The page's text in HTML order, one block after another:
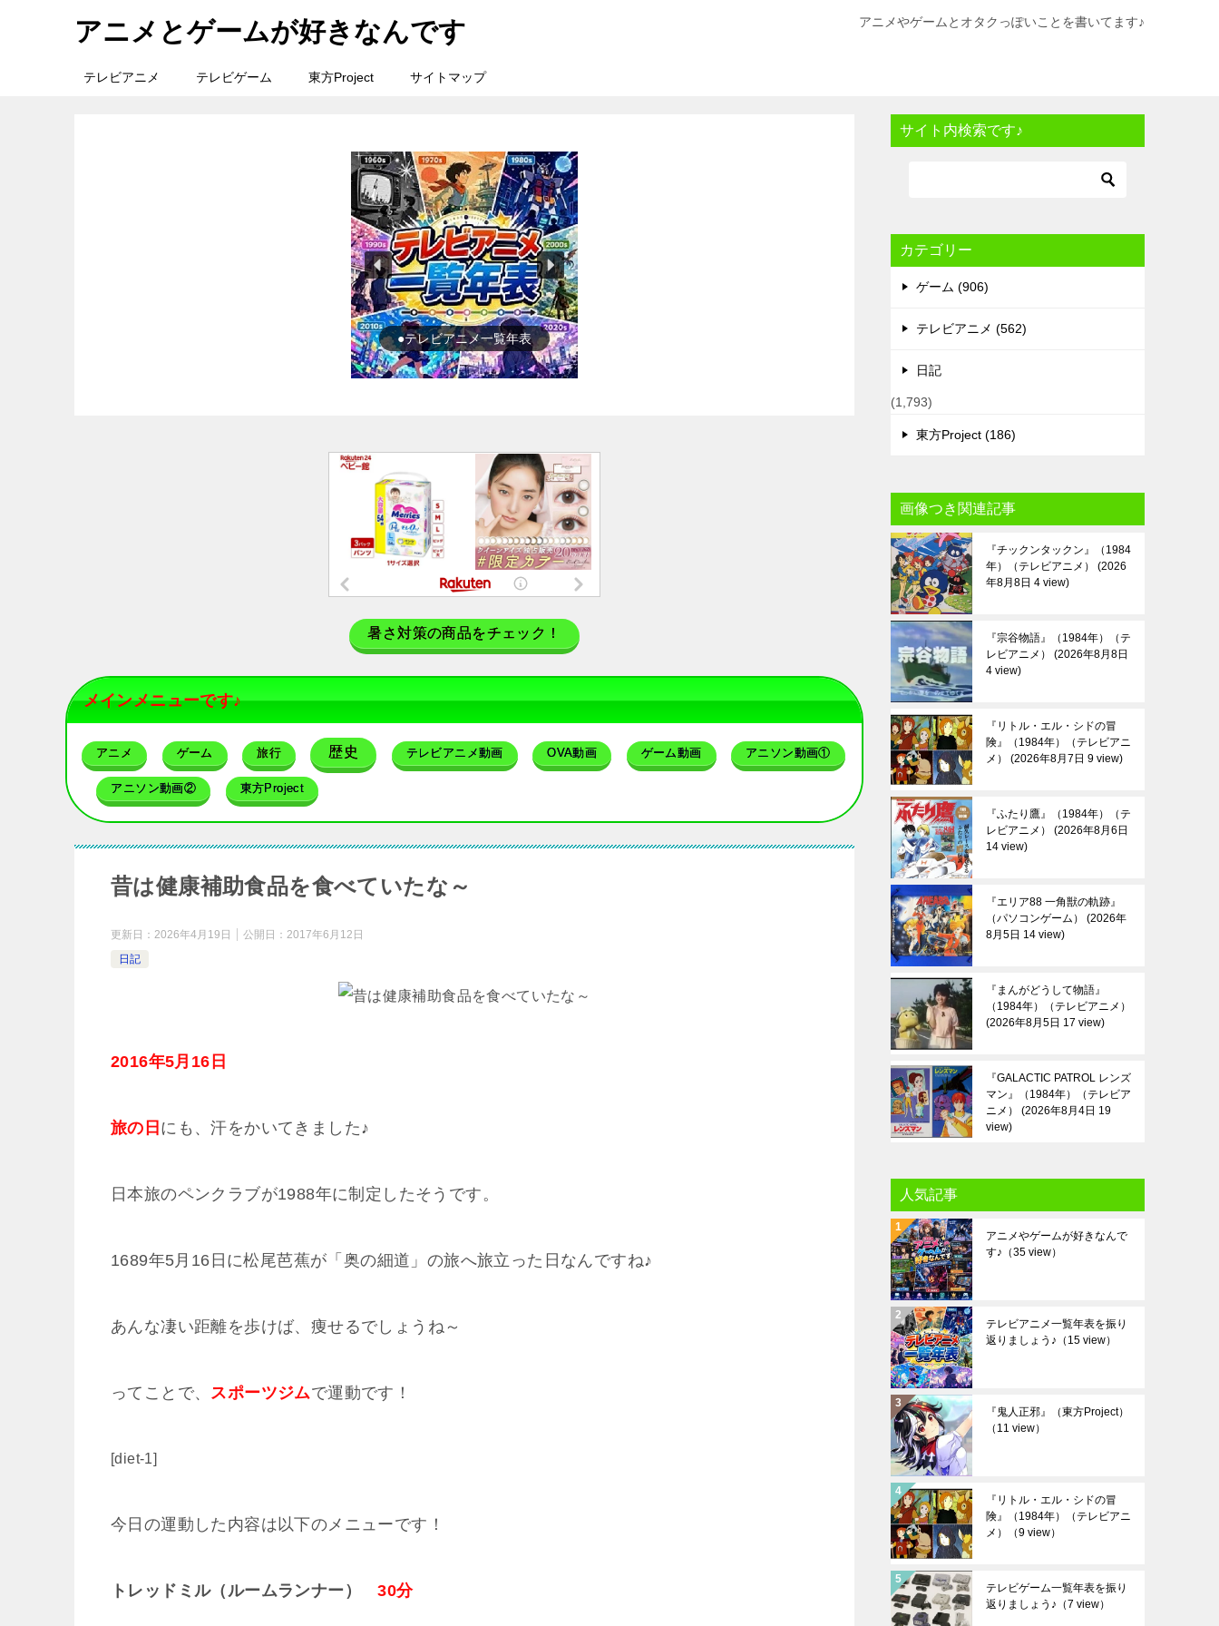
アニメとゲームが好きなんです アニメやゲームとオタクっぽいことを書いてます♪
テレビアニメ テレビゲーム 東方Project サイトマップ
●ゲーム一覧年表
暑さ対策の商品をチェック！
メインメニューです♪
アニメ ゲーム 旅行 歴史 テレビアニメ動画 OVA動画 ゲーム動画 アニソン動画①
アニソン動画② 東方Project
昔は健康補助食品を食べていたな～
更新日： 2026年4月19日 公開日： 2017年6月12日
日記
2016年5月16日
旅の日 にも、汗をかいてきました♪
日本旅のペンクラブが1988年に制定したそうです。
1689年5月16日に松尾芭蕉が「奥の細道」の旅へ旅立った日なんですね♪
あんな凄い距離を歩けば、痩せるでしょうね～
ってことで、 スポーツジムで運動です！
[diet-1]
今日の運動した内容は以下のメニューです！
トレッドミル（ルームランナー）30分
サイト内検索です♪
カテゴリー
ゲーム (906)
テレビアニメ (562)
日記
(1,793)
東方Project (186)
画像つき関連記事
『チックンタックン』（1984
年）（テレビアニメ）
2026
年8月8日 4 view
『宗谷物語』（1984年）（テ
レビアニメ）
2026年8月8日
4 view
『リトル・エル・シドの冒
険』（1984年）（テレビアニ
メ）
2026年8月7日 9 view
『ふたり鷹』（1984年）（テ
レビアニメ）
2026年8月6日
14 view
『エリア88 一角獣の軌跡』
（パソコンゲーム）
2026年
8月5日 14 view
『まんがどうして物語』
（1984年）（テレビアニメ）
2026年8月5日 17 view
『GALACTIC PATROL レンズ
マン』（1984年）（テレビア
ニメ）
2026年8月4日 19
view
人気記事
アニメやゲームが好きなんで
す♪ （35 view）
テレビアニメ一覧年表を振り
返りましょう♪ （15 view）
『鬼人正邪』（東方Project）
（11 view）
『リトル・エル・シドの冒
険』（1984年）（テレビアニ
メ）
（9 view）
テレビゲーム一覧年表を振り
返りましょう♪ （7 view）